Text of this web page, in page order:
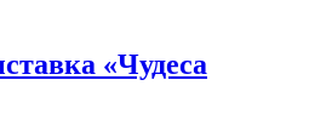
«Чудеса